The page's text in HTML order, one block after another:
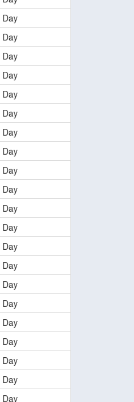
Day
Day
Day
Day
Day
Day
Day
Day
Day
Day
Day
Day
Day
Day
Day
Day
Day
Day
Day
Day
Day